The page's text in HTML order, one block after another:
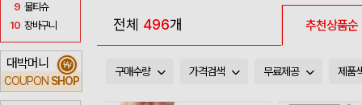
9 물티슈
10 장바구니
대박머니
COUPON SHOP
₩
전체 496개 추천상품순
구매수량 가격검색 무료제공 제품